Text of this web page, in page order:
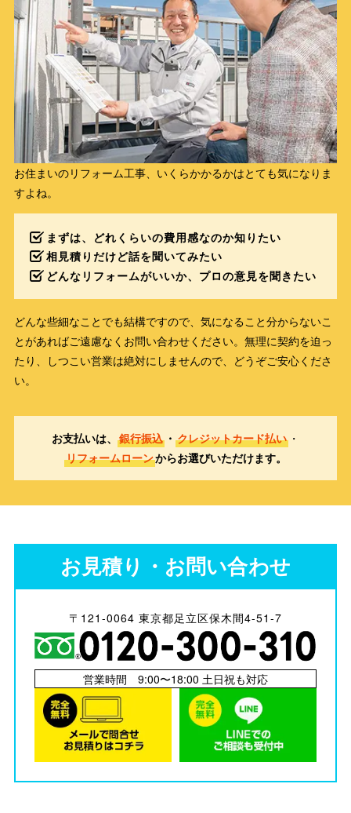
お住まいのリフォーム工事、いくらかかるかはとても気になりま
すよね。
まずは、どれくらいの費用感なのか知りたい
相見積りだけど話を聞いてみたい
どんなリフォームがいいか、プロの意見を聞きたい
どんな些細なことでも結構ですので、気になること分からないこ
とがあればご遠慮なくお問い合わせください。無理に契約を迫っ
たり、しつこい営業は絶対にしませんので、どうぞご安心くださ
い。
お支払いは、 銀行振込 ・ クレジットカード払い ・
リフォームローンからお選びいただけます。
お見積り・お問い合わせ
〒121-0064 東京都足立区保木間4-51-7
営業時間 9:00〜18:00 土日祝も対応